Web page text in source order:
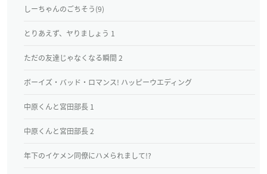
しーちゃんのごちそう(9)
とりあえず、ヤりましょう 1
ただの友達じゃなくなる瞬間 2
ボーイズ・バッド・ロマンス! ハッピーウエディング
中原くんと宮田部長 1
中原くんと宮田部長 2
年下のイケメン同僚にハメられまして!?